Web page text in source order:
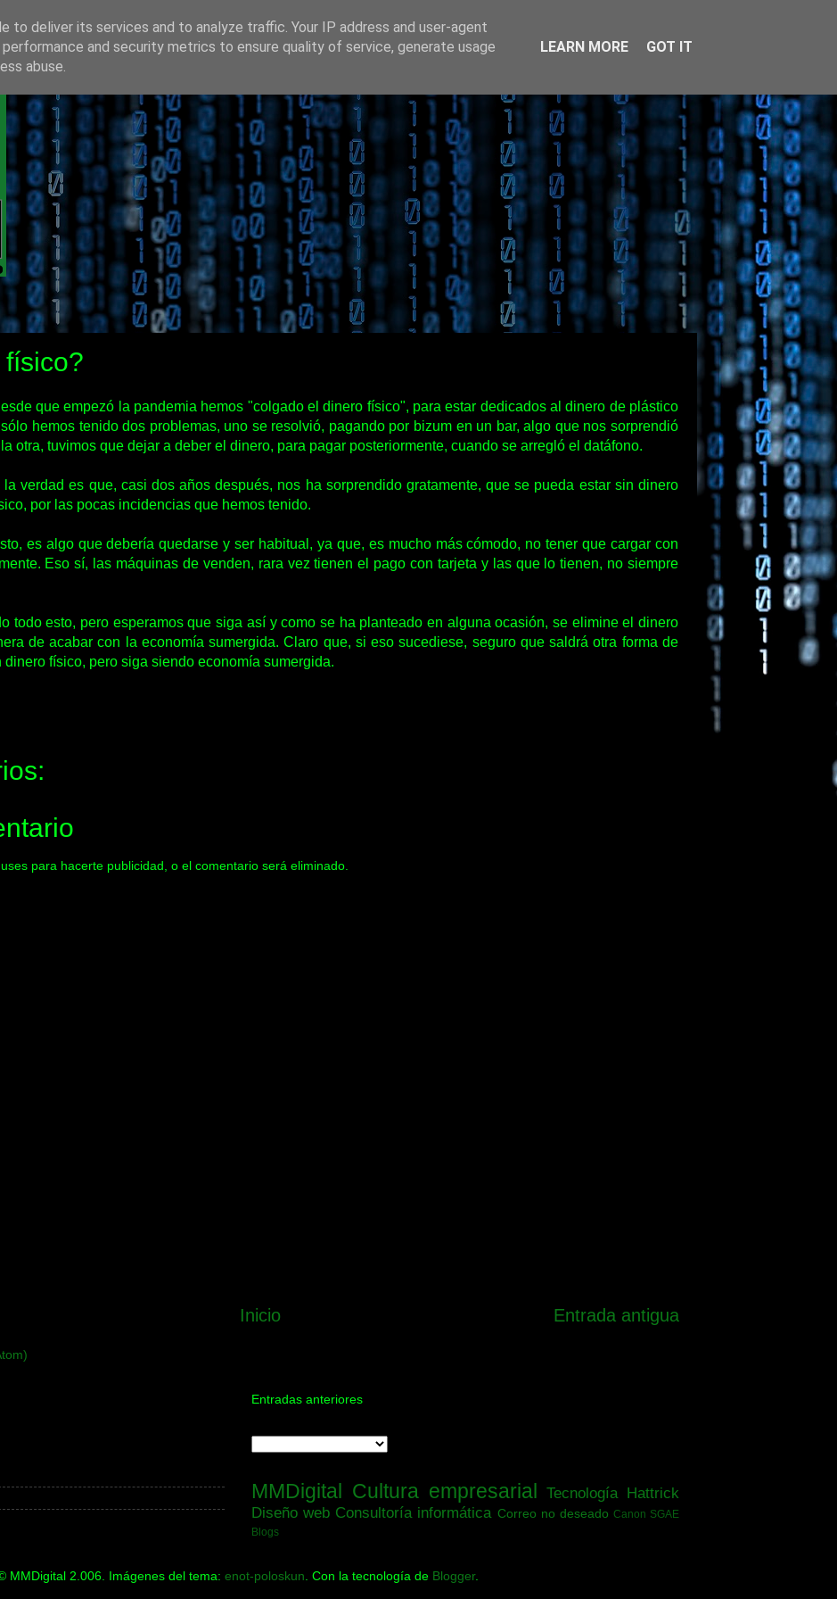
que empezó la pandemia hemos "colgado el dinero físico", para estar dedicados al dinero de plástico
hemos tenido dos problemas, uno se resolvió, pagando por bizum en un bar, algo que nos sorprendió
otra, tuvimos que dejar a deber el dinero, para pagar posteriormente, cuando se arregló el datáfono.
la verdad es que, casi dos años después, nos ha sorprendido gratamente, que se pueda estar sin dinero
por las pocas incidencias que hemos tenido.
es algo que debería quedarse y ser habitual, ya que, es mucho más cómodo, no tener que cargar con
Eso sí, las máquinas de venden, rara vez tienen el pago con tarjeta y las que lo tienen, no siempre
todo esto, pero esperamos que siga así y como se ha planteado en alguna ocasión, se elimine el dinero
de acabar con la economía sumergida. Claro que, si eso sucediese, seguro que saldrá otra forma de
físico, pero siga siendo economía sumergida.
para hacerte publicidad, o el comentario será eliminado.
Entrada antigua
Inicio
Entradas anteriores
MMDigital Cultura empresarial Tecnología Hattrick
Diseño web Consultoría informática Correo no deseado Canon SGAE
Blogs
MMDigital 2.006. Imágenes del tema: enot-poloskun . Con la tecnología de Blogger.
to deliver its services and to analyze traffic. Your IP address and user-agent
and security metrics to ensure quality of service, generate usage
abuse.
LEARN MORE GOT IT